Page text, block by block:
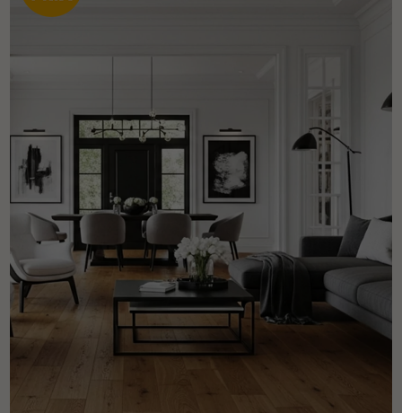
Un expert Décoplus Parquets vous appelle
Demandez un rendez-vous personnalisé
Obtenez un devis gratuit !